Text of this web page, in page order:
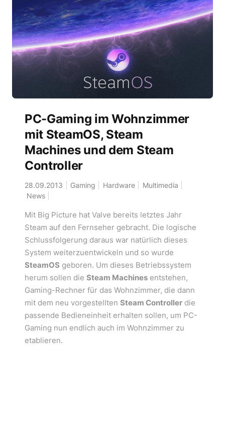
PC-Gaming im Wohnzimmer
mit SteamOS, Steam
Machines und dem Steam
Controller
28.09.2013 Gaming Hardware
Multimedia
News
Mit Big Picture hat Valve bereits letztes Jahr
Steam auf den Fernseher gebracht. Die logische
Schlussfolgerung daraus war natürlich dieses
System weiterzuentwickeln und so wurde
SteamOS geboren. Um dieses Betriebssystem
herum sollen die Steam Machinesentstehen,
Gaming-Rechner für das Wohnzimmer, die dann
mit dem neu vorgestellten Steam Controllerdie
passende Bedieneinheit erhalten sollen, um PC-
Gaming nun endlich auch im Wohnzimmer zu
etablieren.